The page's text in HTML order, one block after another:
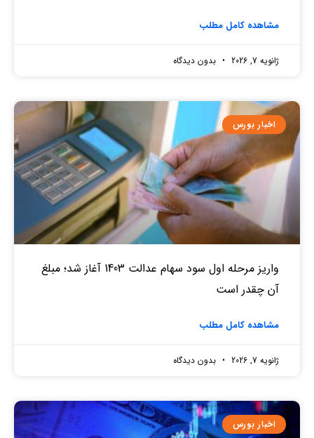
مشاهده کامل مطلب
ژانویه 7, 2026 بدون دیدگاه
اخبار بورس
واریز مرحله اول سود سهام عدالت 1403 آغاز شد؛ مبلغ
آن چقدر است
مشاهده کامل مطلب
ژانویه 7, 2026 بدون دیدگاه
اخبار بورس